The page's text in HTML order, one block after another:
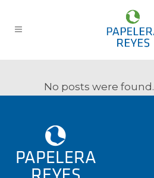
No posts were found.